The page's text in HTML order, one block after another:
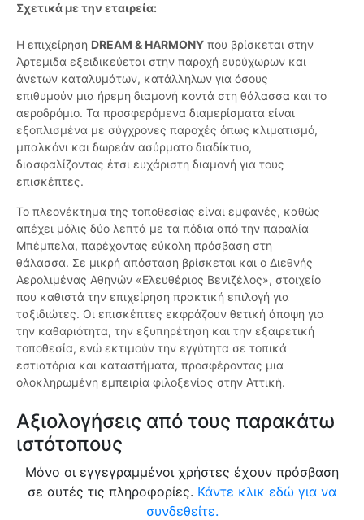
Σχετικά με την εταιρεία:
Η επιχείρηση DREAM & HARMONY που βρίσκεται στην
Άρτεμιδα εξειδικεύεται στην παροχή ευρύχωρων και
άνετων καταλυμάτων, κατάλληλων για όσους
επιθυμούν μια ήρεμη διαμονή κοντά στη θάλασσα και το
αεροδρόμιο. Τα προσφερόμενα διαμερίσματα είναι
εξοπλισμένα με σύγχρονες παροχές όπως κλιματισμό,
μπαλκόνι και δωρεάν ασύρματο διαδίκτυο,
διασφαλίζοντας έτσι ευχάριστη διαμονή για τους
επισκέπτες.
Το πλεονέκτημα της τοποθεσίας είναι εμφανές, καθώς
απέχει μόλις δύο λεπτά με τα πόδια από την παραλία
Μπέμπελα, παρέχοντας εύκολη πρόσβαση στη
θάλασσα. Σε μικρή απόσταση βρίσκεται και ο Διεθνής
Αερολιμένας Αθηνών «Ελευθέριος Βενιζέλος», στοιχείο
που καθιστά την επιχείρηση πρακτική επιλογή για
ταξιδιώτες. Οι επισκέπτες εκφράζουν θετική άποψη για
την καθαριότητα, την εξυπηρέτηση και την εξαιρετική
τοποθεσία, ενώ εκτιμούν την εγγύτητα σε τοπικά
εστιατόρια και καταστήματα, προσφέροντας μια
ολοκληρωμένη εμπειρία φιλοξενίας στην Αττική.
Αξιολογήσεις από τους παρακάτω
ιστότοπους
Μόνο οι εγγεγραμμένοι χρήστες έχουν πρόσβαση
σε αυτές τις πληροφορίες. Κάντε κλικ εδώ για να
συνδεθείτε.